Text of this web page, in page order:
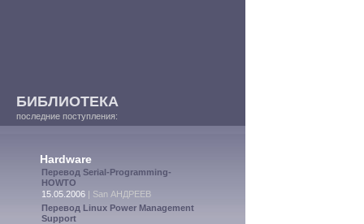
БИБЛИОТЕКА
последние поступления:
Hardware
Перевод Serial-Programming-
HOWTO
15.05.2006 | San АНДРЕЕВ
Перевод Linux Power Management
Support